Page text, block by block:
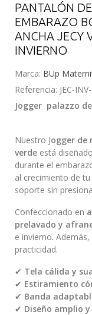
PANTALÓN DE
EMBARAZO
ANCHA JECY
INVIERNO
Marca: BUp
Referencia: JEC-
Jogger palazzo
Nuestro Jogger de
verde está
durante el
al crecimiento de
soporte sin
Confeccionado en
prelavado y
e invierno. Además,
practicidad.
✔ Tela cálida y
✔ Estiramiento
✔ Banda
✔ Diseño amplio